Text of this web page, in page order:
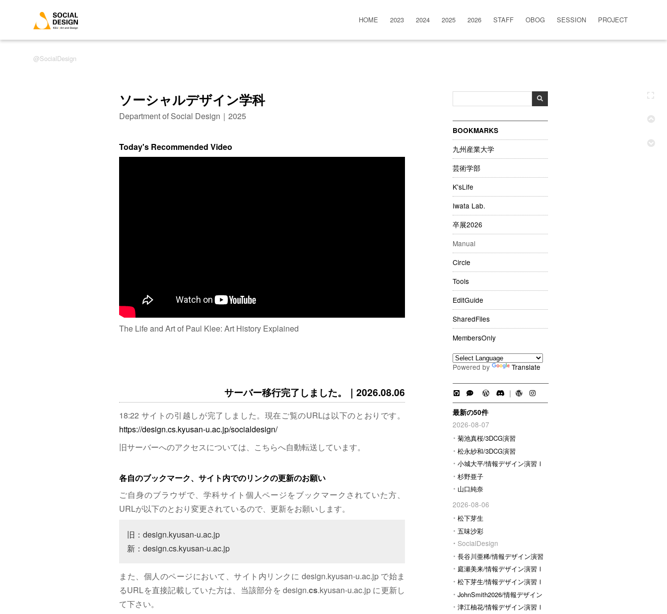
SocialDesign
HOME 2023 2024 2025 2026 STAFF OBOG SESSION PROJECT
BOOKMARKS
九州産業大学
芸術学部
K'sLife
Iwata Lab.
卒展2026
Manual
Circle
Tools
EditGuide
SharedFiles
MembersOnly
Powered by Translate
｜
最新の50件
2026-08-07
菊池真桜/3DCG演習
松永紗和/3DCG演習
小城大平/情報デザイン演習Ⅰ
杉野亜子
山口純奈
2026-08-06
松下芽生
五味沙彩
SocialDesign
長谷川亜稀/情報デザイン演習
Ⅰ 庭瀬美来/情報デザイン演習Ⅰ
松下芽生/情報デザイン演習Ⅰ
JohnSmith2026/情報デザイン
演習I
津江柚花/情報デザイン演習Ⅰ
ソーシャルデザイン学科
Department of Social Design｜2025
Today's Recommended Video
The Life and Art of Paul Klee: Art History Explained
サーバー移行完了しました。｜2026.08.06
18:22 サイトの引越しが完了しました。現在ご覧のURLは以下のとおりです。
https://design.cs.kyusan-u.ac.jp/socialdesign/
旧サーバーへのアクセスについては、こちらへ自動転送しています。
各自のブックマーク、サイト内でのリンクの更新のお願い
ご自身のブラウザで、学科サイト個人ページをブックマークされていた方、
URLが以下のとおり変更されているので、更新をお願いします。
旧：design.kyusan-u.ac.jp
新：design.cs.kyusan-u.ac.jp
また、個人のページにおいて、サイト内リンクに design.kyusan-u.ac.jp で始ま
るURLを直接記載していた方は、当該部分を design.cs.kyusan-u.ac.jp に更新し
て下さい。